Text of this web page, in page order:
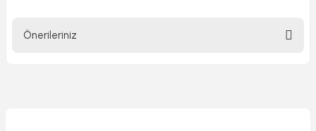
Önerileriniz